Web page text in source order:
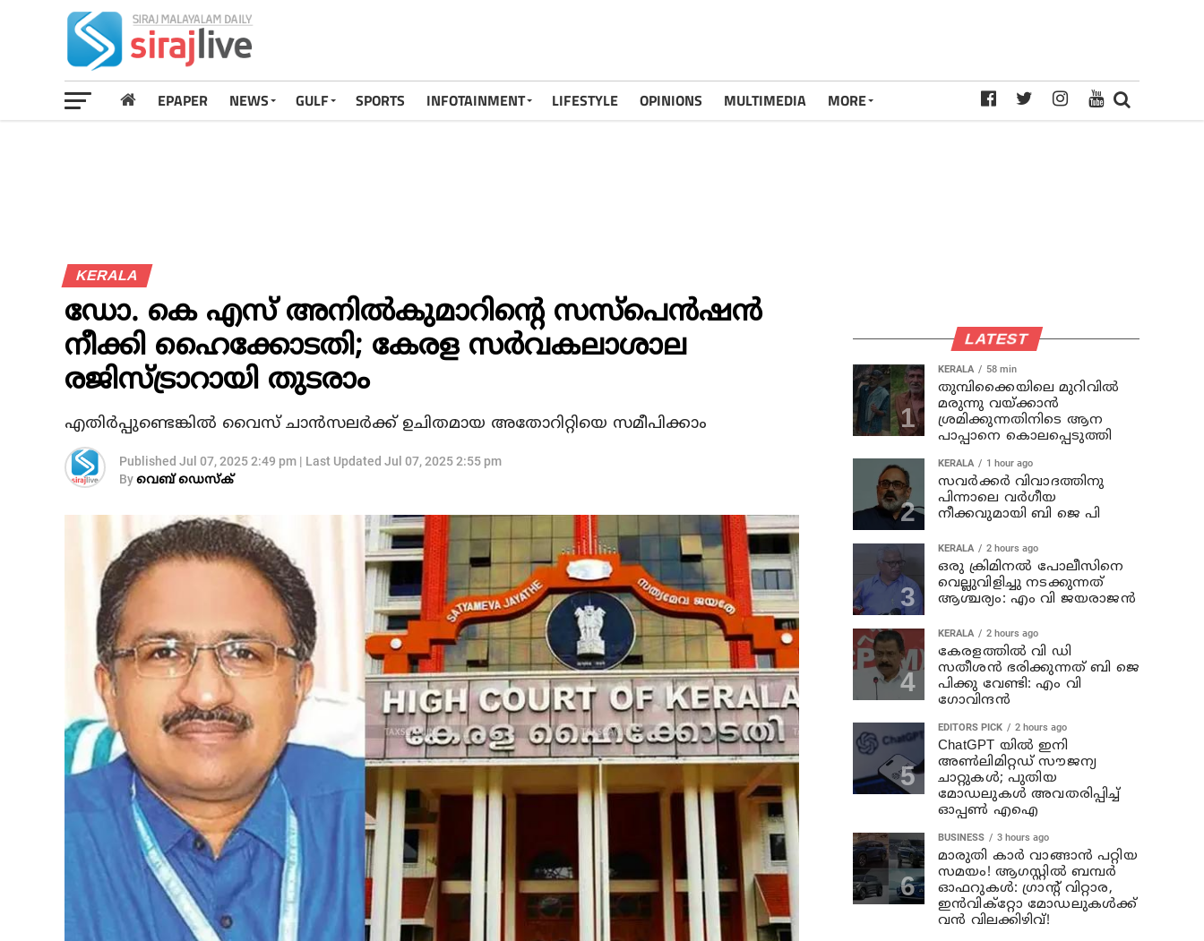
EPAPER NEWS GULF SPORTS INFOTAINMENT LIFESTYLE OPINIONS MULTIMEDIA MORE
KERALA
ഡോ. കെ എസ് അനില്‍കുമാറിൻ്റെ സസ്പെൻഷൻ
നീക്കി ഹൈക്കോടതി; കേരള സര്‍വകലാശാല
രജിസ്ട്രാറായി തുടരാം
എതിര്‍പ്പുണ്ടെങ്കില്‍ വൈസ് ചാന്‍സലര്‍ക്ക് ഉചിതമായ അതോറിറ്റിയെ സമീപിക്കാം
Published Jul 07, 2025 2:49 pm | Last Updated Jul 07, 2025 2:55 pm
Byവെബ് ഡെസ്‌ക്
LATEST
KERALA 58 min
തുമ്പിക്കൈയിലെ മുറിവില്‍
മരുന്നു വയ്ക്കാന്‍
ശ്രമിക്കുന്നതിനിടെ ആന
പാപ്പാനെ കൊലപ്പെടുത്തി
KERALA 1 hour ago
സവര്‍ക്കര്‍ വിവാദത്തിനു
പിന്നാലെ വര്‍ഗീയ
നീക്കവുമായി ബി ജെ പി
KERALA 2 hours ago
ഒരു ക്രിമിനല്‍ പോലീസിനെ
വെല്ലുവിളിച്ചു നടക്കുന്നത്
ആശ്ചര്യം: എം വി ജയരാജന്‍
KERALA 2 hours ago
കേരളത്തില്‍ വി ഡി
സതീശന്‍ ഭരിക്കുന്നത് ബി ജെ
പിക്കു വേണ്ടി: എം വി
ഗോവിന്ദന്‍
EDITORS PICK 2 hours ago
ChatGPT യിൽ ഇനി
അൺലിമിറ്റഡ് സൗജന്യ
ചാറ്റുകൾ; പുതിയ
മോഡലുകൾ അവതരിപ്പിച്ച്
ഓപ്പൺ എഐ
BUSINESS 3 hours ago
മാരുതി കാർ വാങ്ങാൻ പറ്റിയ
സമയം! ആഗസ്റ്റിൽ ബമ്പർ
ഓഫറുകൾ: ഗ്രാന്റ് വിറ്റാര,
ഇൻവിക്റ്റോ മോഡലുകൾക്ക്
വൻ വിലക്കിഴിവ്!